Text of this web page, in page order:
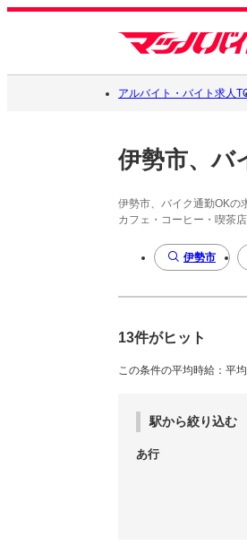
アルバイト・バイト求人
伊勢市、バ
伊勢市、バイク通勤OKの
カフェ・コーヒー・喫茶
伊勢市
13件がヒット
この条件の平均時給：平
駅から絞り込む
あ行